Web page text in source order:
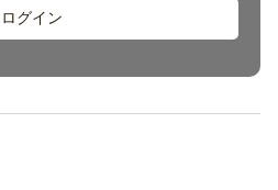
ログイン